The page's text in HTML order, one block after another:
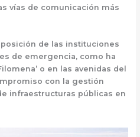
vías de comunicación más
de las instituciones
de emergencia, como ha
o en las avenidas del
con la gestión
infraestructuras públicas en